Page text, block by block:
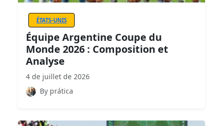
ÉTATS-UNIS
Équipe Argentine Coupe du
Monde 2026 : Composition et
Analyse
4 de juillet de 2026
By prática